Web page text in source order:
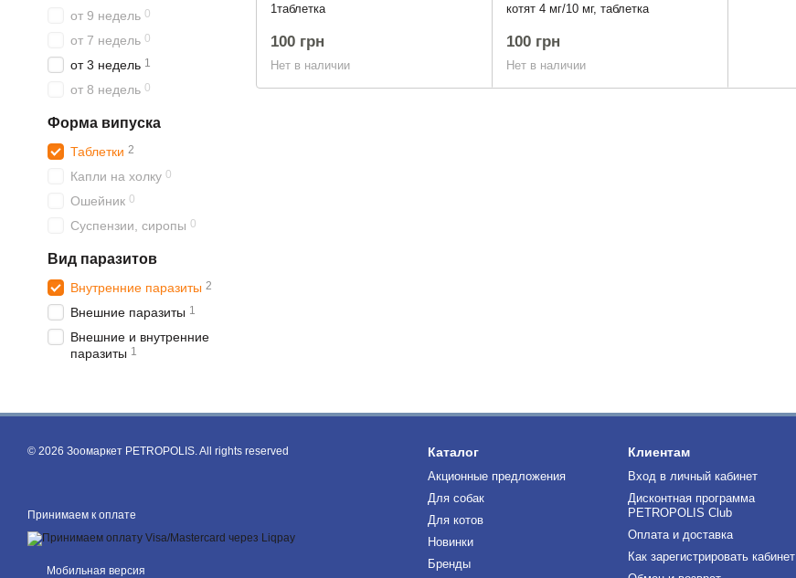
1таблетка
100 грн
Нет в наличии
котят 4 мг/10 мг, таблетка
100 грн
Нет в наличии
от 9 недель 0
от 7 недель 0
от 3 недель 1
от 8 недель 0
Форма випуска
Таблетки 2
Капли на холку 0
Ошейник 0
Суспензии, сиропы 0
Вид паразитов
Внутренние паразиты 2
Внешние паразиты 1
Внешние и внутренние
паразиты 1
© 2026 Зоомаркет PETROPOLIS. All rights reserved
Принимаем к оплате
Мобильная версия
Каталог
Акционные предложения
Для собак
Для котов
Новинки
Бренды
Клиентам
Вход в личный кабинет
Дисконтная программа
PETROPOLIS Club
Оплата и доставка
Как зарегистрировать кабинет